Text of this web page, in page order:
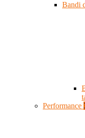
Bandi
Performance